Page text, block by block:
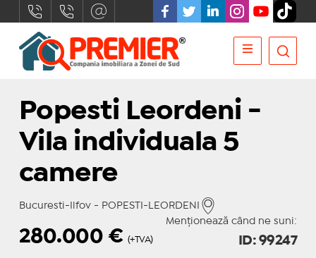
Popesti Leordeni -
Vila individuala 5
camere
Bucuresti-Ilfov - POPESTI-LEORDENI
Menționează când ne suni:
280.000 € (+TVA) ID: 99247